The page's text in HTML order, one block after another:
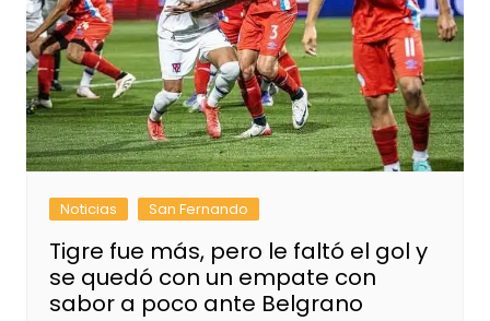
Noticias San Fernando
Tigre fue más, pero le faltó el gol y
se quedó con un empate con
sabor a poco ante Belgrano